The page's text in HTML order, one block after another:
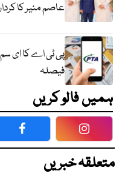
عاصم منیر کا
پی ٹی اے کا ای سم
فیصلہ
ہمیں فالو کریں
Facebook
متعلقہ خبریں